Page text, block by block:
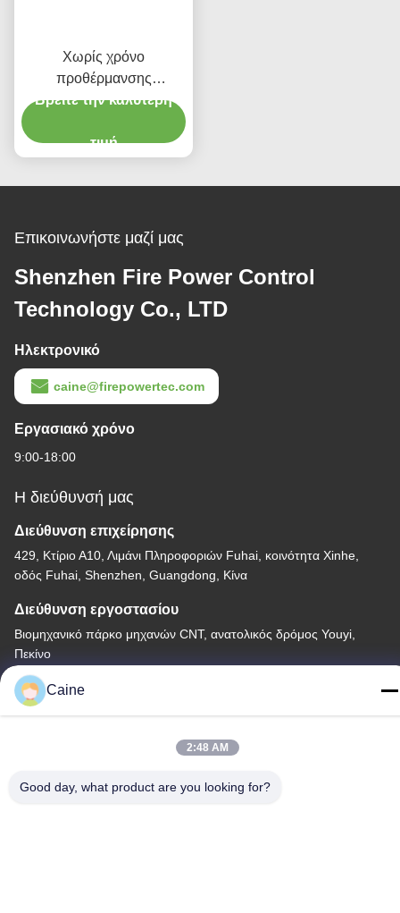
Χωρίς χρόνο
προθέρμανσης
Γυροσκόπιο οπτικής ινών
200g Τρόπος εξόδου RS-
Βρείτε την καλύτερη
τιμή
Επικοινωνήστε μαζί μας
Shenzhen Fire Power Control
Technology Co., LTD
Ηλεκτρονικό
caine@firepowertec.com
Εργασιακό χρόνο
9:00-18:00
Η διεύθυνσή μας
Διεύθυνση επιχείρησης
429, Κτίριο Α10, Λιμάνι Πληροφοριών Fuhai, κοινότητα Xinhe,
οδός Fuhai, Shenzhen, Guangdong, Κίνα
Διεύθυνση εργοστασίου
Βιομηχανικό πάρκο μηχανών CNT, ανατολικός δρόμος Youyi,
Πεκίνο
Τηλεφώνημα
86-755-23097872
Caine
2:48 AM
Good day, what product are you looking for?